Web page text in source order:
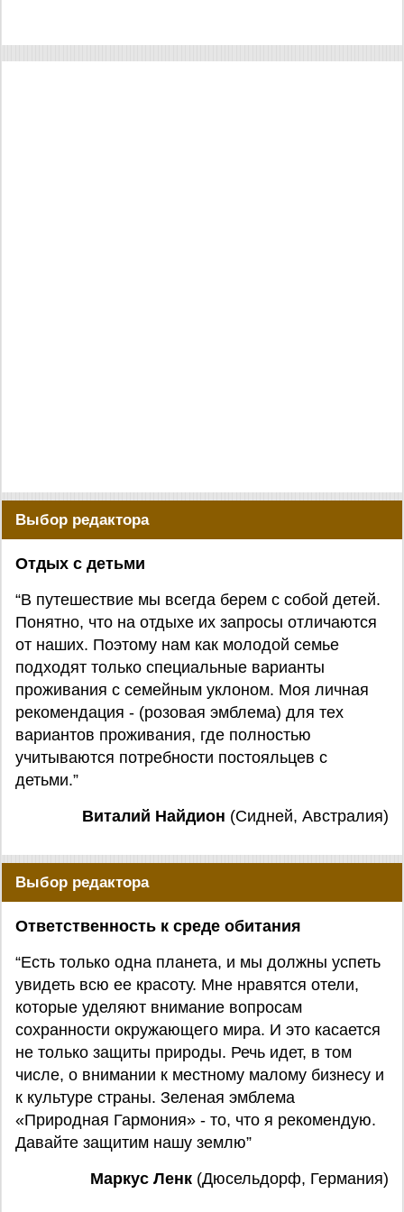
Выбор редактора
Отдых с детьми
“В путешествие мы всегда берем с собой детей.
Понятно, что на отдыхе их запросы отличаются
от наших. Поэтому нам как молодой семье
подходят только специальные варианты
проживания с семейным уклоном. Моя личная
рекомендация - (розовая эмблема) для тех
вариантов проживания, где полностью
учитываются потребности постояльцев с
детьми.”
Виталий Найдион (Сидней, Австралия)
Выбор редактора
Ответственность к среде обитания
“Есть только одна планета, и мы должны успеть
увидеть всю ее красоту. Мне нравятся отели,
которые уделяют внимание вопросам
сохранности окружающего мира. И это касается
не только защиты природы. Речь идет, в том
числе, о внимании к местному малому бизнесу и
к культуре страны. Зеленая эмблема
«Природная Гармония» - то, что я рекомендую.
Давайте защитим нашу землю”
Маркус Ленк (Дюсельдорф, Германия)